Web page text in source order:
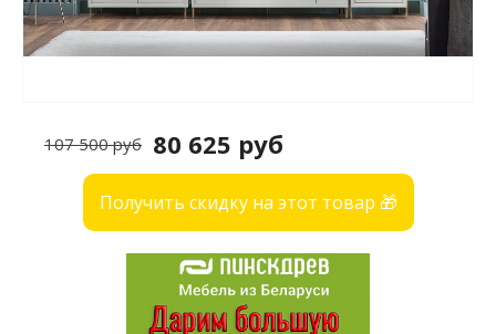
80 625 руб
107 500 руб
Получить скидку на этот товар 🎁